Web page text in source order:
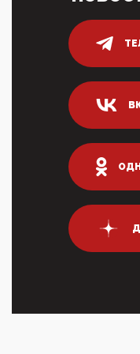
04:47, 10 Апреля 2026
ИНН для
логических
переводах по ...
03:35, 10 Апреля 2026
крупных банках по
млрд руб. ...
03:01, 10 Апреля 2026
что союзники
энергети...
01:54, 10 Апреля 2026